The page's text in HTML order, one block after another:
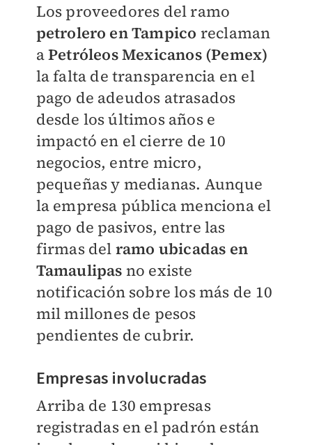
Los proveedores del ramo
petrolero en Tampico reclaman
aPetróleos Mexicanos (Pemex)
la falta de transparencia en el
pago de adeudos atrasados
desde los últimos años e
impactó en el cierre de 10
negocios, entre micro,
pequeñas y medianas. Aunque
la empresa pública menciona el
pago de pasivos, entre las
firmas del ramo ubicadas en
Tamaulipas no existe
notificación sobre los más de 10
mil millones de pesos
pendientes de cubrir.
Empresas involucradas
Arriba de 130 empresas
registradas en el padrón están